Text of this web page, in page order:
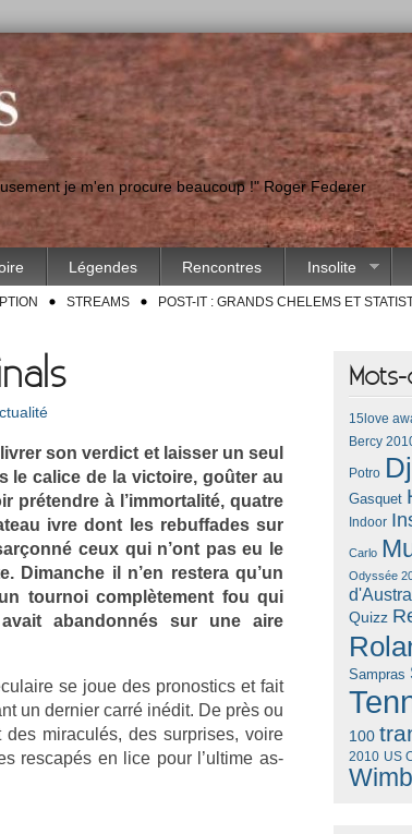
je m'en procure beaucoup !" Roger Federer
Légendes Rencontres Insolite
STREAMS POST-IT : GRANDS CHELEMS ET
son ver­dict et laiss­er un seul
le calice de la vic­toire, goûter au
prétendre à l’im­mortalité, quat­re
ivre dont les re­buf­fades sur
ceux qui n’ont pas eu le
Di­manche il n’en re­stera qu’un
tour­noi com­plète­ment fou qui
ab­an­donnés sur une aire
se joue des pro­nos­tics et fait
un de­rni­er carré inédit. De près ou
miraculés, des sur­prises, voire
re­scapés en lice pour l’ul­time as­
15love
Bercy
Potro
Gasquet
Indoor
Carlo
Odyssée
Quizz
Sampras
100
2010 US